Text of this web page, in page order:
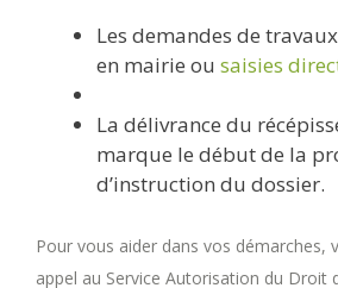
Les demandes de
en mairie ou saisies
La délivrance du
marque le début de la
d’instruction du dossier.
Pour vous aider dans vos démarches,
appel au Service Autorisation du Droit